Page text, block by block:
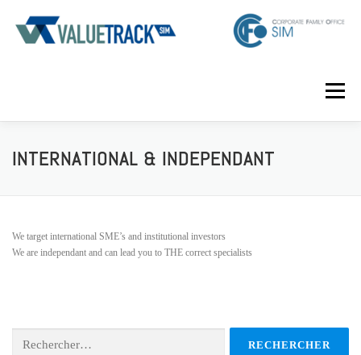
contenu
Menu
HOME PROGRAM REGISTER
INTERNATIONAL & INDEPENDANT
We target international SME’s and institutional investors
We are independant and can lead you to THE correct specialists